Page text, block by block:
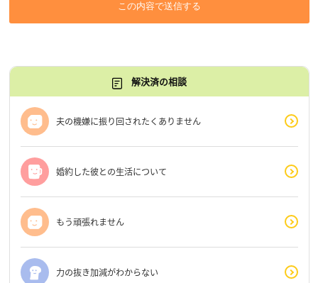
この内容で送信する
解決済の相談
夫の機嫌に振り回されたくありません
婚約した彼との生活について
もう頑張れません
力の抜き加減がわからない